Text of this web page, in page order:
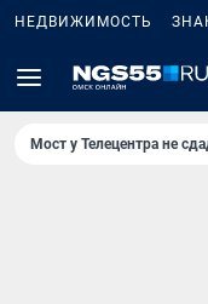
НЕДВИЖИМОСТЬ
Мост у Телецентра не